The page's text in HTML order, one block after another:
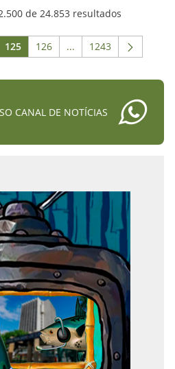
de 24.853 resultados
Usar ABA para navegar.
Página
125 Página
126 ...PáginasPágina
1243
CANAL DE NOTÍCIAS